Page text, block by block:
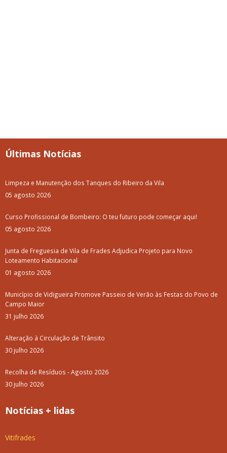
Últimas Notícias
Limpeza e Manutenção dos Tanques do Ribeiro da Vila
05 agosto 2026
Curso Profissional de Bombeiro: O teu futuro pode começar aqui!
05 agosto 2026
Junta de Freguesia de Vila de Frades Adjudica Projeto para Novo
Loteamento Habitacional
01 agosto 2026
Município de Vidigueira Promove Passeio de Verão às Festas do Povo de
Campo Maior
31 julho 2026
Alteração à Circulação de Trânsito
30 julho 2026
Recolha de Resíduos - Agosto 2026
30 julho 2026
Notícias + lidas
Vitifrades